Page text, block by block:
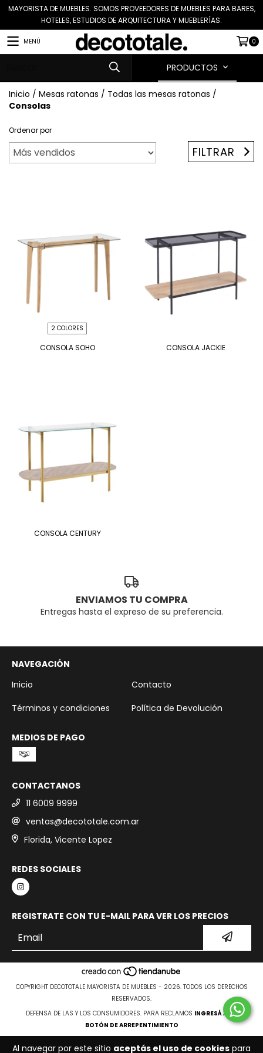
Al navegar por este sitio aceptás el uso de cookies para
MAYORISTA DE MUEBLES. SOMOS PROVEEDORES DE MUEBLES PARA BARES,
HOTELES, ESTUDIOS DE ARQUITECTURA Y MUEBLERÍAS.
MENÚ 0
PRODUCTOS
Inicio / Mesas ratonas / Todas las mesas ratonas /
Consolas
Ordenar por
FILTRAR
2 COLORES
CONSOLA SOHO CONSOLA JACKIE
CONSOLA CENTURY
ENVIAMOS TU COMPRA
Entregas hasta el expreso de su preferencia.
NAVEGACIÓN
Inicio
Contacto
Términos y condiciones
Política de Devolución
MEDIOS DE PAGO
CONTACTANOS
11 6009 9999
ventas@decototale.com.ar
Florida, Vicente Lopez
REDES SOCIALES
REGISTRATE CON TU E-MAIL PARA VER LOS PRECIOS
COPYRIGHT DECOTOTALE MAYORISTA DE MUEBLES - 2026. TODOS LOS DERECHOS
RESERVADOS.
DEFENSA DE LAS Y LOS CONSUMIDORES. PARA RECLAMOS INGRESÁ ACÁ.
BOTÓN DE ARREPENTIMIENTO